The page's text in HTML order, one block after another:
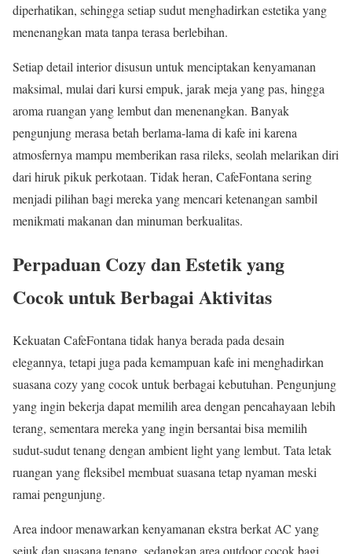
diperhatikan, sehingga setiap sudut menghadirkan estetika yang
menenangkan mata tanpa terasa berlebihan.
Setiap detail interior disusun untuk menciptakan kenyamanan
maksimal, mulai dari kursi empuk, jarak meja yang pas, hingga
aroma ruangan yang lembut dan menenangkan. Banyak
pengunjung merasa betah berlama-lama di kafe ini karena
atmosfernya mampu memberikan rasa rileks, seolah melarikan diri
dari hiruk pikuk perkotaan. Tidak heran, CafeFontana sering
menjadi pilihan bagi mereka yang mencari ketenangan sambil
menikmati makanan dan minuman berkualitas.
Perpaduan Cozy dan Estetik yang
Cocok untuk Berbagai Aktivitas
Kekuatan CafeFontana tidak hanya berada pada desain
elegannya, tetapi juga pada kemampuan kafe ini menghadirkan
suasana cozy yang cocok untuk berbagai kebutuhan. Pengunjung
yang ingin bekerja dapat memilih area dengan pencahayaan lebih
terang, sementara mereka yang ingin bersantai bisa memilih
sudut-sudut tenang dengan ambient light yang lembut. Tata letak
ruangan yang fleksibel membuat suasana tetap nyaman meski
ramai pengunjung.
Area indoor menawarkan kenyamanan ekstra berkat AC yang
sejuk dan suasana tenang, sedangkan area outdoor cocok bagi